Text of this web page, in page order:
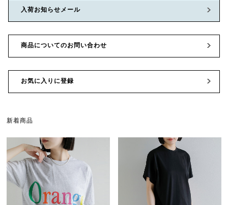
入荷お知らせメール
商品についてのお問い合わせ
お気に入りに登録
新着商品